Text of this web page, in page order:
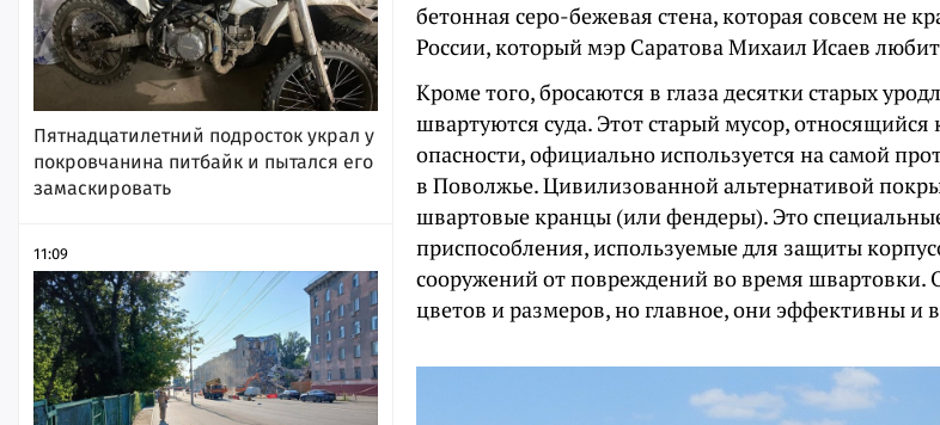
Пятнадцатилетний подросток украл у
покровчанина питбайк и пытался его
замаскировать
11:09
бетонная серо-бежевая стена, которая совсем не
России, который мэр Саратова Михаил Исаев
Кроме того, бросаются в глаза десятки старых
швартуются суда. Этот старый мусор, относящийся
опасности, официально используется на самой
в Поволжье. Цивилизованной альтернативой
швартовые кранцы (или фендеры). Это
приспособления, используемые для защиты
сооружений от повреждений во время
цветов и размеров, но главное, они эффективны и